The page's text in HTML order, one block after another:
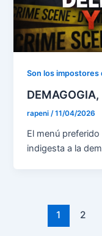
Son los
rapeni/11/04/2026
El menú
indigesta a la
1 2